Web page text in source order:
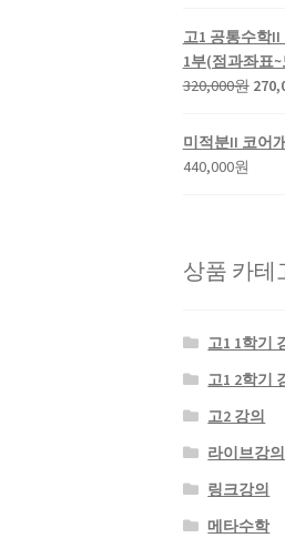
고1 공통수학
1부(점과좌표
320,000원 원
가
미적분II 코어
440,000원
상품 카테
고1 1학기
고1 2학기
고2 강의
라이브강의
링크강의
메타수학